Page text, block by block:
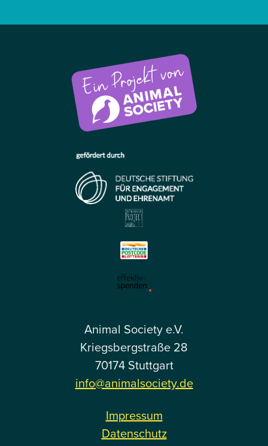
Animal Society e.V.
Kriegsbergstraße 28
70174 Stuttgart
info@animalsociety.de
Impressum
Datenschutz